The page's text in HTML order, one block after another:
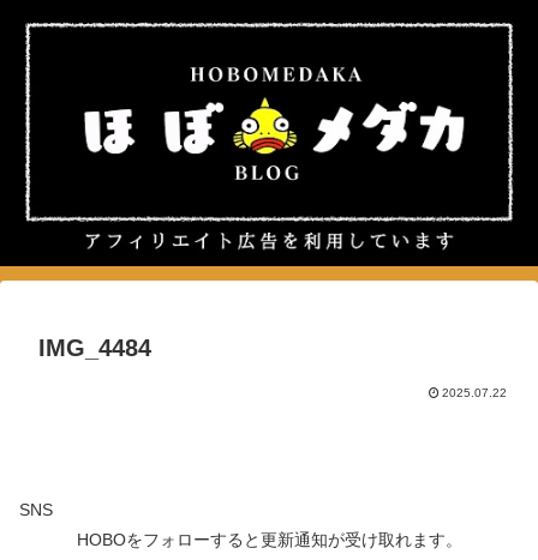
IMG_4484
2025.07.22
SNS
HOBOをフォローすると更新通知が受け取れます。